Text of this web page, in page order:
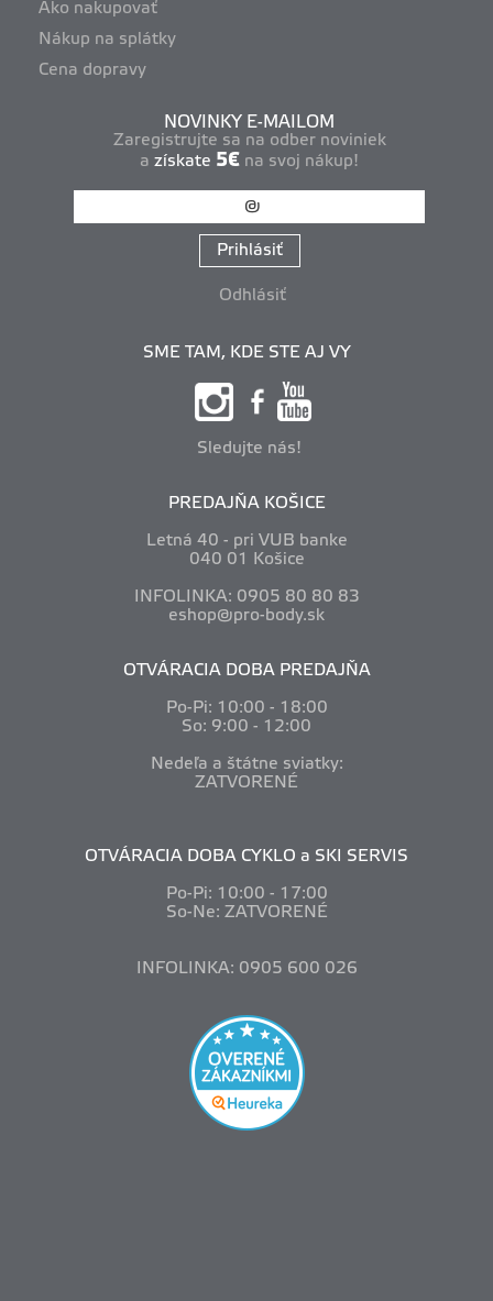
Ako nakupovať
Nákup na splátky
Cena dopravy
NOVINKY E-MAILOM
Zaregistrujte sa na odber noviniek
a získate 5€ na svoj nákup!
Prihlásiť
Odhlásiť
SME TAM, KDE STE AJ VY
Sledujte nás!
PREDAJŇA KOŠICE
Letná 40 - pri VUB banke
040 01 Košice
INFOLINKA: 0905 80 80 83
eshop@pro-body.sk
OTVÁRACIA DOBA PREDAJŇA
Po-Pi: 10:00 - 18:00
So: 9:00 - 12:00
Nedeľa a štátne sviatky:
ZATVORENÉ
OTVÁRACIA DOBA CYKLO a SKI SERVIS
Po-Pi: 10:00 - 17:00
So-Ne: ZATVORENÉ
INFOLINKA: 0905 600 026